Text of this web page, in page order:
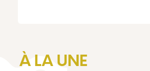
À LA UNE